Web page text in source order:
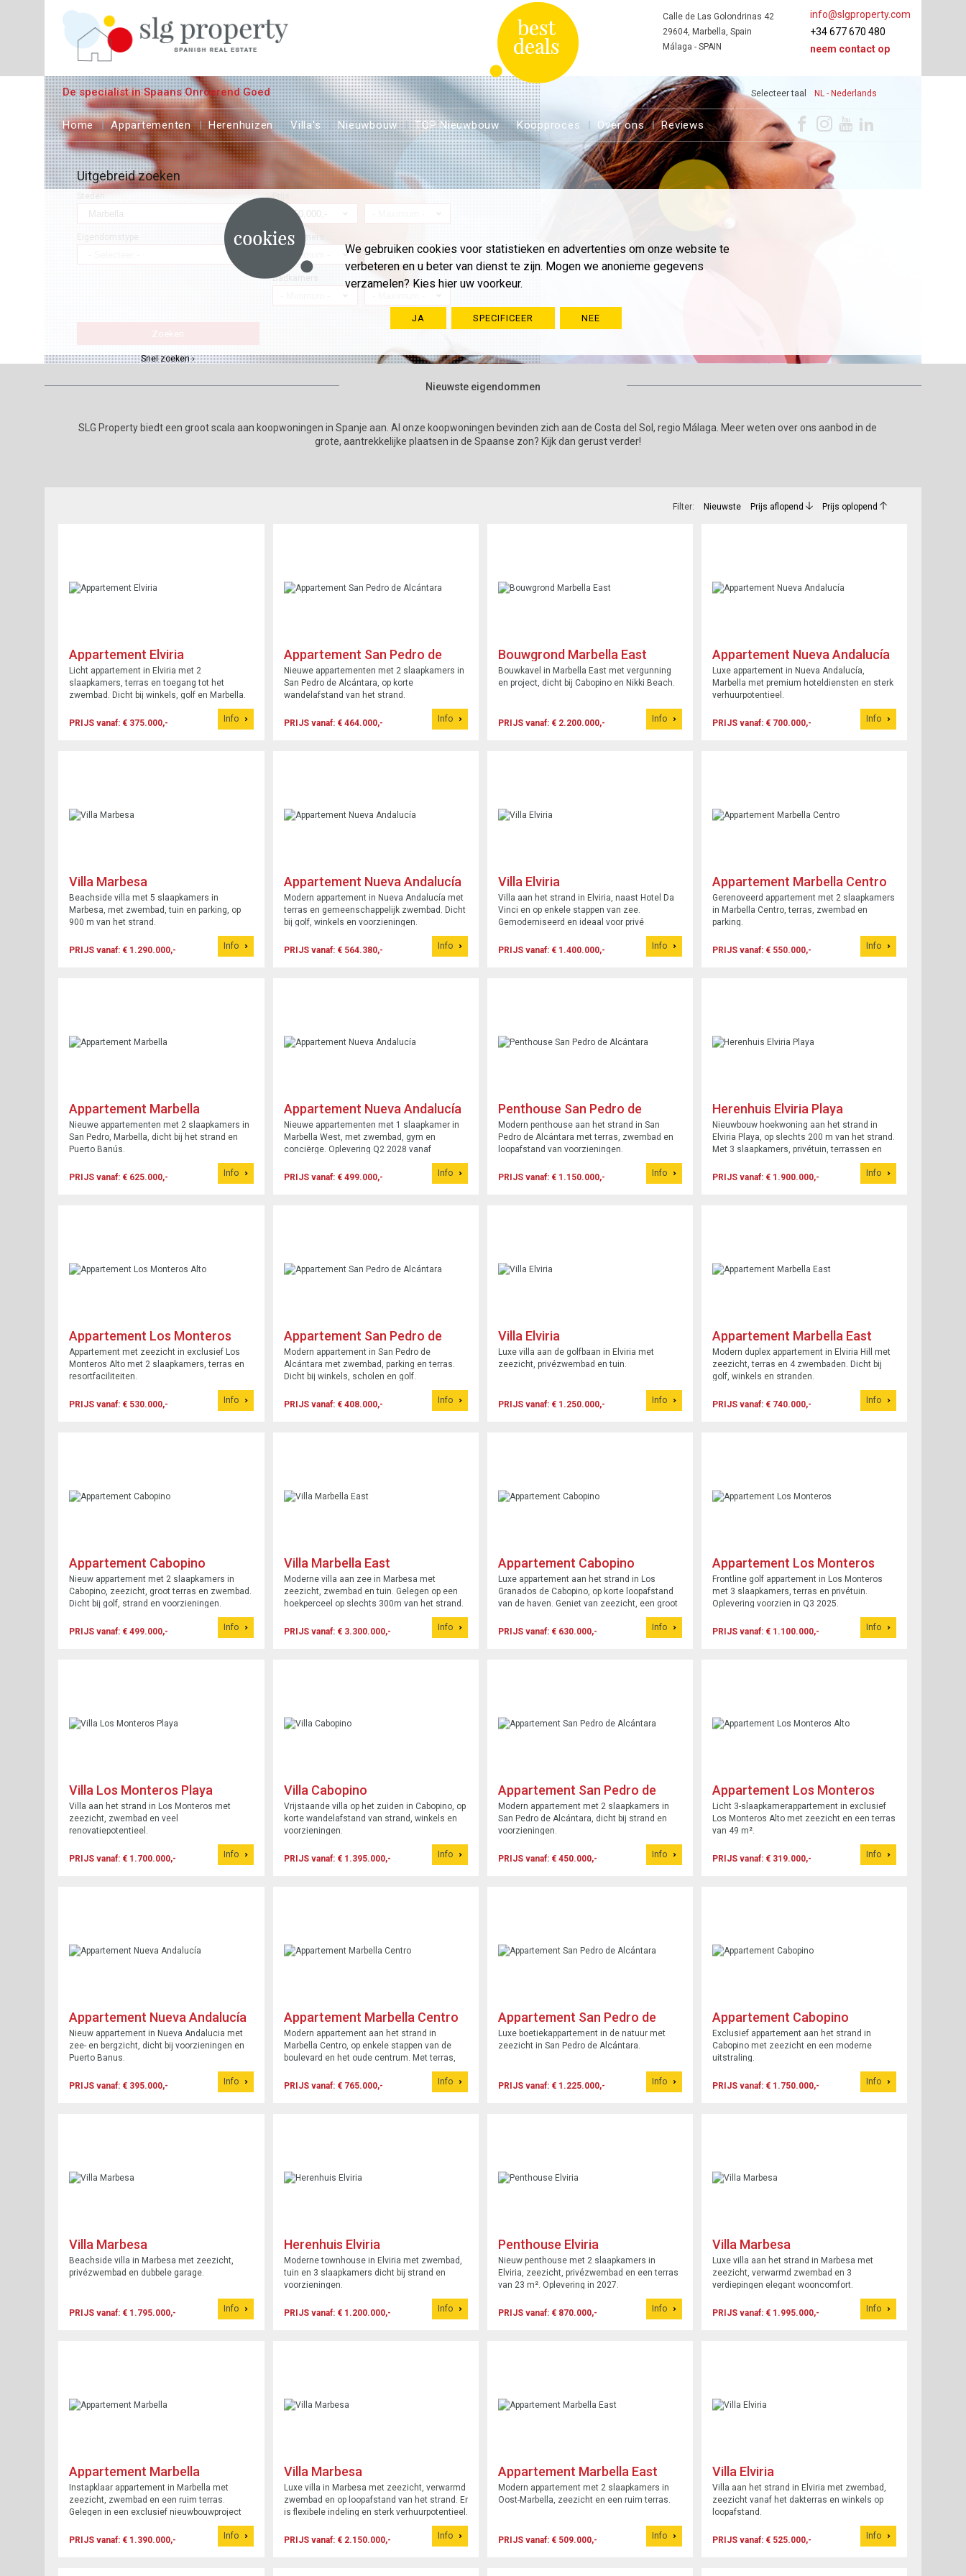
We gebruiken cookies voor statistieken en advertenties om onze website te
verbeteren en u beter van dienst te zijn. Mogen we anonieme gegevens
verzamelen? Kies hier uw voorkeur.
JA SPECIFICEER NEE
Selecteer taal NL - Nederlands
info@slgproperty.com
+34 677 670 480
neem contact op
Calle de Las Golondrinas 42
29604, Marbella, Spain
Málaga - SPAIN
De specialist in Spaans Onroerend Goed
Home Appartementen Herenhuizen Villa's Nieuwbouw TOP Nieuwbouw Koopproces Over ons Reviews
Uitgebreid zoeken
Eigendomstype
Prijs
Slaapkamers
Badkamers
Snel zoeken ›
Nieuwste eigendommen
SLG Property biedt een groot scala aan koopwoningen in Spanje aan. Al onze koopwoningen bevinden zich aan de Costa del Sol, regio Málaga. Meer weten over ons aanbod in de
grote, aantrekkelijke plaatsen in de Spaanse zon? Kijk dan gerust verder!
Filter: Nieuwste Prijs aflopend Prijs oplopend
Appartement Elviria
Licht appartement in Elviria met 2
slaapkamers, terras en toegang tot het
zwembad. Dicht bij winkels, golf en Marbella.
PRIJS vanaf: € 375.000,- Info
Appartement San Pedro de
Alcántara
Nieuwe appartementen met 2 slaapkamers in
San Pedro de Alcántara, op korte
wandelafstand van het strand.
PRIJS vanaf: € 464.000,- Info
Bouwgrond Marbella East
Bouwkavel in Marbella East met vergunning
en project, dicht bij Cabopino en Nikki Beach.
PRIJS vanaf: € 2.200.000,- Info
Appartement Nueva Andalucía
Luxe appartement in Nueva Andalucía,
Marbella met premium hoteldiensten en sterk
verhuurpotentieel.
PRIJS vanaf: € 700.000,- Info
Villa Marbesa
Beachside villa met 5 slaapkamers in
Marbesa, met zwembad, tuin en parking, op
900 m van het strand.
PRIJS vanaf: € 1.290.000,- Info
Appartement Nueva Andalucía
Modern appartement in Nueva Andalucía met
terras en gemeenschappelijk zwembad. Dicht
bij golf, winkels en voorzieningen.
PRIJS vanaf: € 564.380,- Info
Villa Elviria
Villa aan het strand in Elviria, naast Hotel Da
Vinci en op enkele stappen van zee.
Gemoderniseerd en ideaal voor privé
PRIJS vanaf: € 1.400.000,-
Info
Appartement Marbella Centro
Gerenoveerd appartement met 2 slaapkamers
in Marbella Centro, terras, zwembad en
parking.
PRIJS vanaf: € 550.000,- Info
Appartement Marbella
Nieuwe appartementen met 2 slaapkamers in
San Pedro, Marbella, dicht bij het strand en
Puerto Banús.
PRIJS vanaf: € 625.000,- Info
Appartement Nueva Andalucía
Nieuwe appartementen met 1 slaapkamer in
Marbella West, met zwembad, gym en
conciërge. Oplevering Q2 2028 vanaf
PRIJS vanaf: € 499.000,-
Info
Penthouse San Pedro de
Alcántara
Modern penthouse aan het strand in San
Pedro de Alcántara met terras, zwembad en
loopafstand van voorzieningen.
PRIJS vanaf: € 1.150.000,- Info
Herenhuis Elviria Playa
Nieuwbouw hoekwoning aan het strand in
Elviria Playa, op slechts 200 m van het strand.
Met 3 slaapkamers, privétuin, terrassen en
PRIJS vanaf: € 1.900.000,-
Info
Appartement Los Monteros
Alto
Appartement met zeezicht in exclusief Los
Monteros Alto met 2 slaapkamers, terras en
resortfaciliteiten.
PRIJS vanaf: € 530.000,- Info
Appartement San Pedro de
Alcántara
Modern appartement in San Pedro de
Alcántara met zwembad, parking en terras.
Dicht bij winkels, scholen en golf.
PRIJS vanaf: € 408.000,- Info
Villa Elviria
Luxe villa aan de golfbaan in Elviria met
zeezicht, privézwembad en tuin.
PRIJS vanaf: € 1.250.000,- Info
Appartement Marbella East
Modern duplex appartement in Elviria Hill met
zeezicht, terras en 4 zwembaden. Dicht bij
golf, winkels en stranden.
PRIJS vanaf: € 740.000,- Info
Appartement Cabopino
Nieuw appartement met 2 slaapkamers in
Cabopino, zeezicht, groot terras en zwembad.
Dicht bij golf, strand en voorzieningen.
PRIJS vanaf: € 499.000,- Info
Villa Marbella East
Moderne villa aan zee in Marbesa met
zeezicht, zwembad en tuin. Gelegen op een
hoekperceel op slechts 300m van het strand.
PRIJS vanaf: € 3.300.000,- Info
Appartement Cabopino
Luxe appartement aan het strand in Los
Granados de Cabopino, op korte loopafstand
van de haven. Geniet van zeezicht, een groot
PRIJS vanaf: € 630.000,-
Info
Appartement Los Monteros
Frontline golf appartement in Los Monteros
met 3 slaapkamers, terras en privétuin.
Oplevering voorzien in Q3 2025.
PRIJS vanaf: € 1.100.000,- Info
Villa Los Monteros Playa
Villa aan het strand in Los Monteros met
zeezicht, zwembad en veel
renovatiepotentieel.
PRIJS vanaf: € 1.700.000,- Info
Villa Cabopino
Vrijstaande villa op het zuiden in Cabopino, op
korte wandelafstand van strand, winkels en
voorzieningen.
PRIJS vanaf: € 1.395.000,- Info
Appartement San Pedro de
Alcántara
Modern appartement met 2 slaapkamers in
San Pedro de Alcántara, dicht bij strand en
voorzieningen.
PRIJS vanaf: € 450.000,- Info
Appartement Los Monteros
Alto
Licht 3-slaapkamerappartement in exclusief
Los Monteros Alto met zeezicht en een terras
van 49 m².
PRIJS vanaf: € 319.000,- Info
Appartement Nueva Andalucía
Nieuw appartement in Nueva Andalucia met
zee- en bergzicht, dicht bij voorzieningen en
Puerto Banus.
PRIJS vanaf: € 395.000,- Info
Appartement Marbella Centro
Modern appartement aan het strand in
Marbella Centro, op enkele stappen van de
boulevard en het oude centrum. Met terras,
zwembad, parking en luxe voorzieningen
PRIJS vanaf: € 765.000,-
Info
Appartement San Pedro de
Alcántara
Luxe boetiekappartement in de natuur met
zeezicht in San Pedro de Alcántara.
PRIJS vanaf: € 1.225.000,- Info
Appartement Cabopino
Exclusief appartement aan het strand in
Cabopino met zeezicht en een moderne
uitstraling.
PRIJS vanaf: € 1.750.000,- Info
Villa Marbesa
Beachside villa in Marbesa met zeezicht,
privézwembad en dubbele garage.
PRIJS vanaf: € 1.795.000,- Info
Herenhuis Elviria
Moderne townhouse in Elviria met zwembad,
tuin en 3 slaapkamers dicht bij strand en
voorzieningen.
PRIJS vanaf: € 1.200.000,- Info
Penthouse Elviria
Nieuw penthouse met 2 slaapkamers in
Elviria, zeezicht, privézwembad en een terras
van 23 m². Oplevering in 2027.
PRIJS vanaf: € 870.000,- Info
Villa Marbesa
Luxe villa aan het strand in Marbesa met
zeezicht, verwarmd zwembad en 3
verdiepingen elegant wooncomfort.
PRIJS vanaf: € 1.995.000,- Info
Appartement Marbella
Instapklaar appartement in Marbella met
zeezicht, zwembad en een ruim terras.
Gelegen in een exclusief nieuwbouwproject
dicht bij golf, scholen en voorzieningen
PRIJS vanaf: € 1.390.000,-
Info
Villa Marbesa
Luxe villa in Marbesa met zeezicht, verwarmd
zwembad en op loopafstand van het strand. Er
is flexibele indeling en sterk verhuurpotentieel.
PRIJS vanaf: € 2.150.000,- Info
Appartement Marbella East
Modern appartement met 2 slaapkamers in
Oost-Marbella, zeezicht en een ruim terras.
PRIJS vanaf: € 509.000,- Info
Villa Elviria
Villa aan het strand in Elviria met zwembad,
zeezicht vanaf het dakterras en winkels op
loopafstand.
PRIJS vanaf: € 525.000,- Info